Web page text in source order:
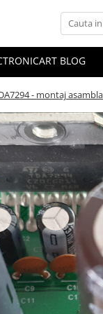
BLOG
- montaj